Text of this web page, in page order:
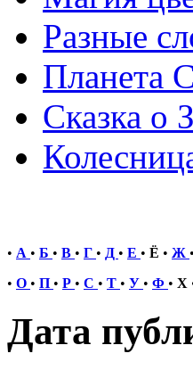
Разные
Планета
Сказка о
• А • Б • В • Г • Д • Е • Ё • Ж •
• О • П • Р • С • Т • У • Ф • Х
Дата